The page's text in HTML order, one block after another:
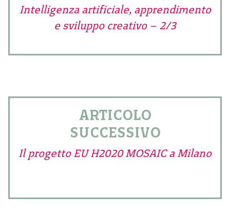
Intelligenza artificiale, apprendimento
e sviluppo creativo – 2/3
ARTICOLO
SUCCESSIVO
Il progetto EU H2020 MOSAIC a Milano